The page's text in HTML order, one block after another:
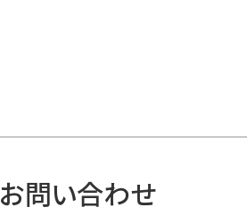
お問い合わせ